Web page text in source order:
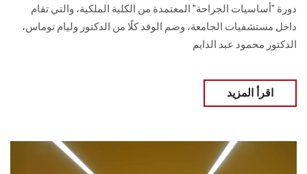
سجل الان
دورة ‏‏"أساسيات الجراحة" المعتمدة من الكلية الملكية، والتي تقام
داخل مستشفيات الجامعة، وضم الوفد ‏كلًا من الدكتور وليام توماس،
الدكتور محمود عبد الدايم
اقرأ المزيد